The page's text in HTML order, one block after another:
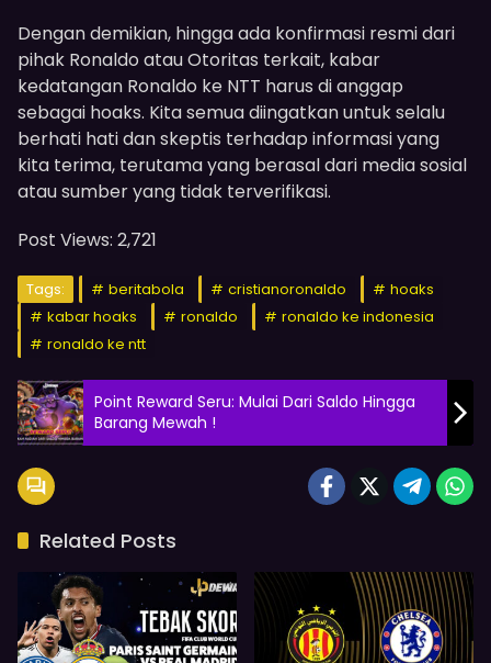
Dengan demikian, hingga ada konfirmasi resmi dari
pihak Ronaldo atau Otoritas terkait, kabar
kedatangan Ronaldo ke NTT harus di anggap
sebagai hoaks. Kita semua diingatkan untuk selalu
berhati hati dan skeptis terhadap informasi yang
kita terima, terutama yang berasal dari media sosial
atau sumber yang tidak terverifikasi.
Post Views: 2,721
Tags: beritabola cristianoronaldo
hoaks
kabar hoaks
ronaldo
ronaldo ke indonesia
ronaldo ke ntt
Point Reward Seru: Mulai Dari Saldo Hingga
Barang Mewah !
Related Posts